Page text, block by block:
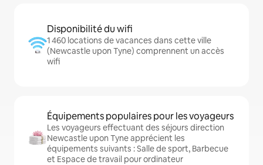
Disponibilité du wifi
1 460 locations de vacances dans cette ville
(Newcastle upon Tyne) comprennent un accès
wifi
Équipements populaires pour les voyageurs
Les voyageurs effectuant des séjours direction
Newcastle upon Tyne apprécient les
équipements suivants : Salle de sport, Barbecue
et Espace de travail pour ordinateur